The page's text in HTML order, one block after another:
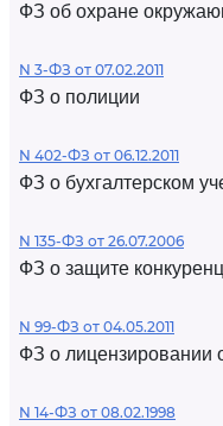
ФЗ об охране
N 3-ФЗ от 07.02.2011
ФЗ о полиции
N 402-ФЗ от 06.12.2011
ФЗ о бухгалтерском
N 135-ФЗ от 26.07.2006
ФЗ о защите
N 99-ФЗ от 04.05.2011
ФЗ о лицензировании
N 14-ФЗ от 08.02.1998